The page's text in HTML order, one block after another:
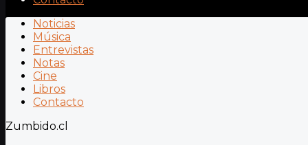
Noticias
Música
Entrevistas
Notas
Cine
Libros
Contacto
Zumbido.cl